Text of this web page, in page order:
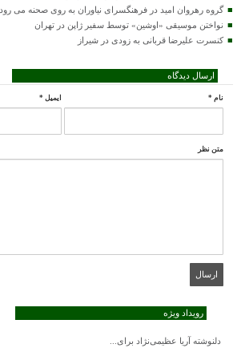
گروه رهروان امید در فرهنگسرای نیاوران به روی صحنه می رود
نواختن موسیقی «اوشین» توسط سفیر ژاپن در تهران
کنسرت علیرضا قربانی به زودی در شیراز
ارسال دیدگاه
نام * ایمیل *
متن نظر
رویداد ویژه
دلنوشته آریا عظیمی‌نژاد برای...